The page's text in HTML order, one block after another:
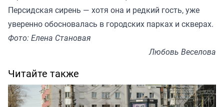
Персидская сирень — хотя она и редкий гость, уже
уверенно обосновалась в городских парках и скверах.
Фото: Елена Становая
Любовь Веселова
Читайте также